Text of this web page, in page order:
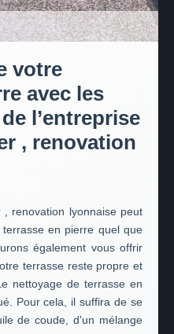
votre
avec les
l’entreprise
, renovation
, renovation lyonnaise peut
en pierre quel que
également vous offrir
terrasse reste propre et
nettoyage de terrasse en
Pour cela, il suffira de se
de coude, d'un mélange